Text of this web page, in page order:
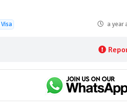
a year